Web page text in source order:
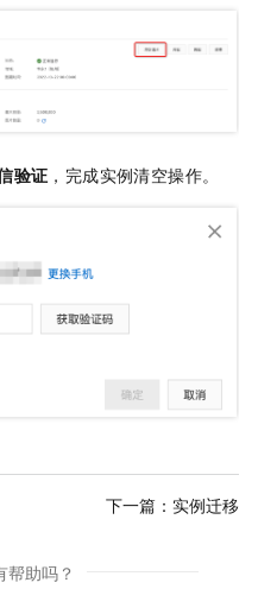
验证 ，完成实例清空操作。
下一篇： 实例迁移
帮助吗？